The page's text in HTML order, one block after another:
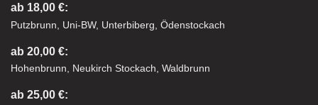
ab 18,00 €:
Putzbrunn, Uni-BW, Unterbiberg, Ödenstockach
ab 20,00 €:
Hohenbrunn, Neukirch Stockach, Waldbrunn
ab 25,00 €: